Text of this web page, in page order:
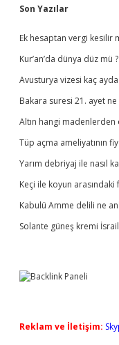
Sidebar
Son Yazılar
Ek hesaptan vergi kesilir
Kur’an’da dünya düz mü ?
Avusturya vizesi kaç ayda
Bakara suresi 21. ayet
Altın hangi madenlerden
Tüp açma ameliyatının
Yarım debriyaj ile nasıl
Keçi ile koyun arasındaki
Kabulü Amme delili ne
Solante güneş kremi İsrail
Reklam ve İletişim: